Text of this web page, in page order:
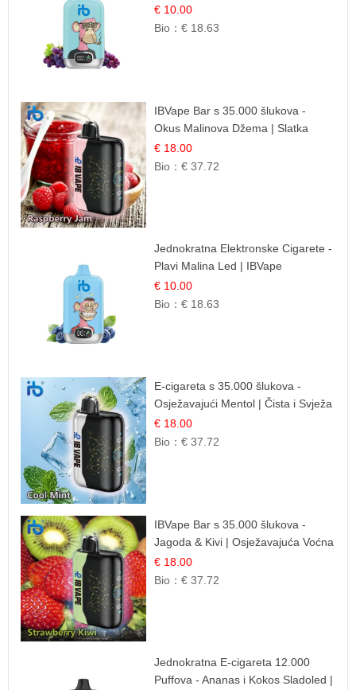
Kombinacija
€ 10.00
Bio：€ 18.63
IBVape Bar s 35.000 šlukova -
Okus Malinova Džema | Slatka
Voćna Aroma
€ 18.00
Bio：€ 37.72
Jednokratna Elektronske Cigarete -
Plavi Malina Led | IBVape
€ 10.00
Bio：€ 18.63
E-cigareta s 35.000 šlukova -
Osježavajući Mentol | Čista i Svježa
Okus
€ 18.00
Bio：€ 37.72
IBVape Bar s 35.000 šlukova -
Jagoda & Kivi | Osježavajuća Voćna
Mješavina
€ 18.00
Bio：€ 37.72
Jednokratna E-cigareta 12.000
Puffova - Ananas i Kokos Sladoled |